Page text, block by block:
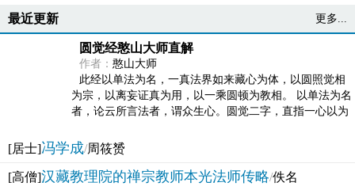
最近更新 更多...
圆觉经憨山大师直解
作者： 憨山大师
此经以单法为名，一真法界如来藏心为体，以圆照觉相
为宗，以离妄证真为用，以一乘圆顿为教相。 以单法为名
者，论云所言法者，谓众生心。圆觉二字，直指一心以为
[居士]冯学成/周筱赟
[高僧]汉藏教理院的禅宗教师本光法师传略/佚名